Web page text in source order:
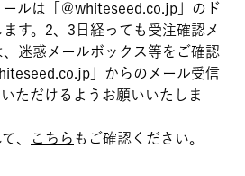
ルは「＠whiteseed.co.jp」のド
す。2、3日経っても受注確認メ
迷惑メールボックス等をご確認
」からのメール受信
ただけるようお願いいたしま
、
こちら もご確認ください。